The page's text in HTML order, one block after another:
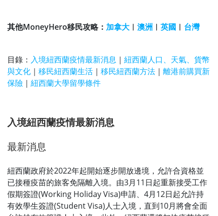
其他MoneyHero移民攻略： 加拿大 ︱ 澳洲 ︱ 英國 ︱ 台灣
目錄： 入境紐西蘭疫情最新消息 ｜ 紐西蘭人口、天氣、貨幣
與文化 ｜ 移民紐西蘭生活 ｜ 移民紐西蘭方法 ｜ 離港前購買新
保險 ｜ 紐西蘭大學留學條件
入境紐西蘭疫情最新消息
最新消息
紐西蘭政府於2022年起開始逐步開放邊境，允許合資格並
已接種疫苗的旅客免隔離入境。由3月11日起重新接受工作
假期簽證(Working Holiday Visa)申請、4月12日起允許持
有效學生簽證(Student Visa)人士入境，直到10月將會全面